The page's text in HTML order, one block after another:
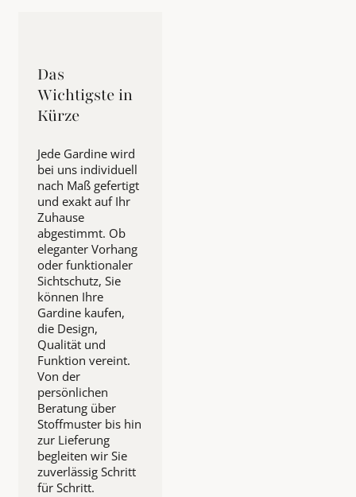
Das
Wichtigste in
Kürze
Jede Gardine wird
bei uns individuell
nach Maß gefertigt
und exakt auf Ihr
Zuhause
abgestimmt. Ob
eleganter Vorhang
oder funktionaler
Sichtschutz, Sie
können Ihre
Gardine kaufen,
die Design,
Qualität und
Funktion vereint.
Von der
persönlichen
Beratung über
Stoffmuster bis hin
zur Lieferung
begleiten wir Sie
zuverlässig Schritt
für Schritt.